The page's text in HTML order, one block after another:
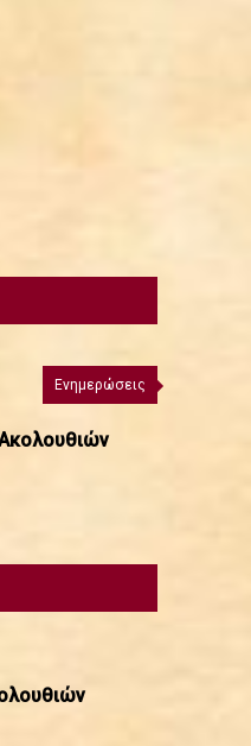
Ενημερώσεις